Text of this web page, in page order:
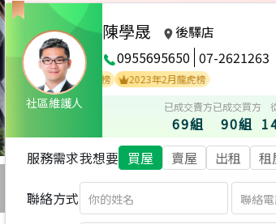
社區維護人
陳學晟
後驛店
0955695650 07-2621263
2025年2月龍虎榜
2023年2月龍虎榜
已成交賣方
69組
已成交買方
90組
服務需求我想要 買屋 賣屋 出租 租
聯絡方式